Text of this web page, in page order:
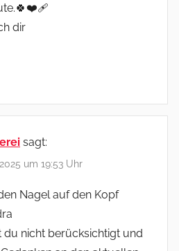
dir
sagt:
um 19:53 Uhr
Nagel auf den Kopf
du nicht berücksichtigt und